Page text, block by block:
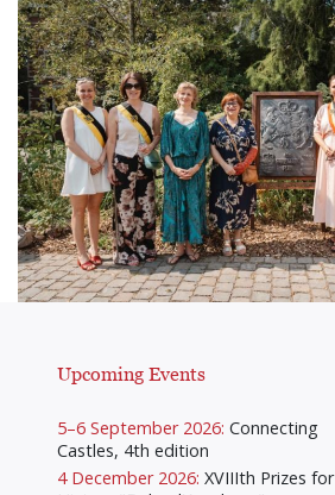
Upcoming Events
5–6 September 2026: Connecting
Castles, 4th edition
4 December 2026: XVIIIth Prizes for